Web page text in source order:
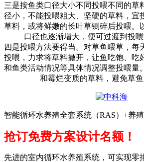
三是按鱼类口径大小不同投喂不同的草
径小，不能投喂粗大、坚硬的草料，宜
草料，或将鲜嫩的长叶草铡碎后投喂。
口径也逐渐增大，便可过渡到投喂
四是投喂方法要得当。对草鱼喂草，每
投喂，力求将草料撒开，让鱼吃饱、吃
和鱼类活动情况等具体情况调整投喂量
和霉烂变质的草料，避免草鱼
智能循环水养殖全套系统（RAS）+养
抢订免费方案设计名额！
先进的室内循环水养殖系统，可实现零